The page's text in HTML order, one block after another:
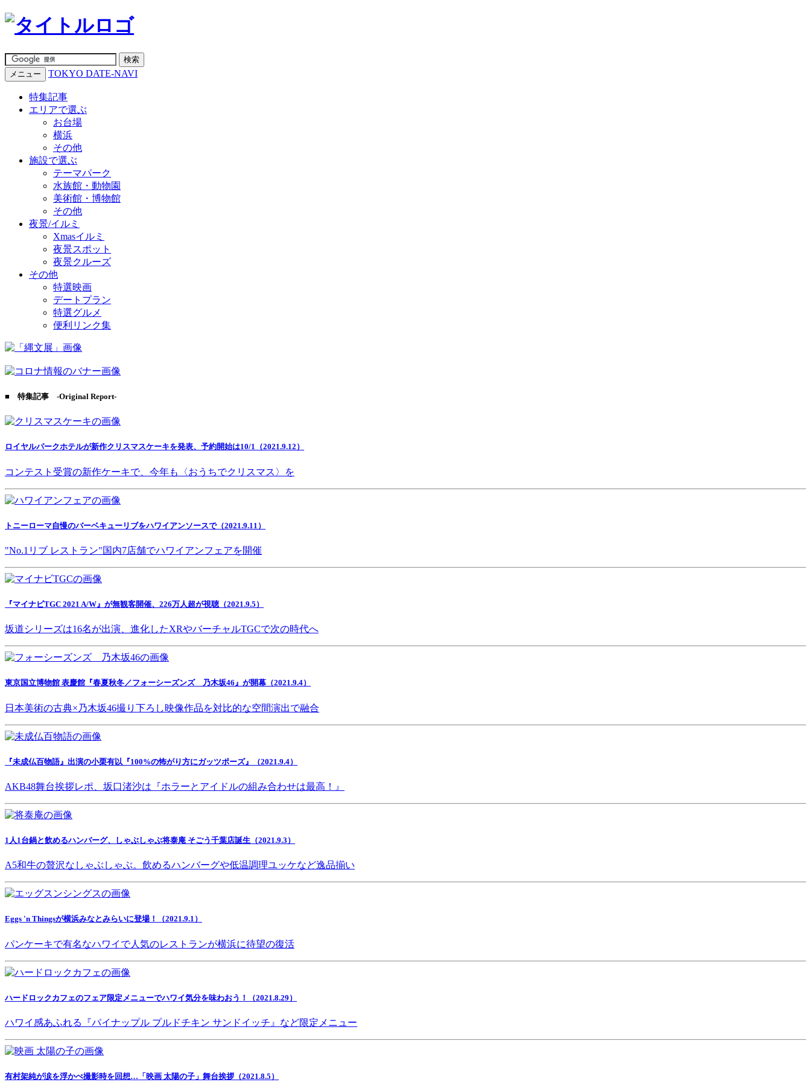
メニュー TOKYO DATE-NAVI
特集記事
エリアで選ぶ
お台場
横浜
その他
施設で選ぶ
テーマパーク
水族館・動物園
美術館・博物館
その他
夜景/イルミ
Xmasイルミ
夜景スポット
夜景クルーズ
その他
特選映画
デートプラン
特選グルメ
便利リンク集
■ 特集記事 -Original Report-
ロイヤルパークホテルが新作クリスマスケーキを発表、予約開始は10/1（2021.9.12）
コンテスト受賞の新作ケーキで、今年も〈おうちでクリスマス〉を
トニーローマ自慢のバーベキューリブをハワイアンソースで（2021.9.11）
"No.1リブ レストラン"国内7店舗でハワイアンフェアを開催
『マイナビTGC 2021 A/W』が無観客開催、226万人超が視聴（2021.9.5）
坂道シリーズは16名が出演、進化したXRやバーチャルTGCで次の時代へ
東京国立博物館 表慶館『春夏秋冬／フォーシーズンズ 乃木坂46』が開幕（2021.9.4）
日本美術の古典×乃木坂46撮り下ろし映像作品を対比的な空間演出で融合
『未成仏百物語』出演の小栗有以『100%の怖がり方にガッツポーズ』（2021.9.4）
AKB48舞台挨拶レポ、坂口渚沙は『ホラーとアイドルの組み合わせは最高！』
1人1台鍋と飲めるハンバーグ、しゃぶしゃぶ将泰庵 そごう千葉店誕生（2021.9.3）
A5和牛の贅沢なしゃぶしゃぶ。飲めるハンバーグや低温調理ユッケなど逸品揃い
Eggs 'n Thingsが横浜みなとみらいに登場！（2021.9.1）
パンケーキで有名なハワイで人気のレストランが横浜に待望の復活
ハードロックカフェのフェア限定メニューでハワイ気分を味わおう！（2021.8.29）
ハワイ感あふれる『パイナップル プルドチキン サンドイッチ』など限定メニュー
有村架純が涙を浮かべ撮影時を回想…「映画 太陽の子」舞台挨拶（2021.8.5）